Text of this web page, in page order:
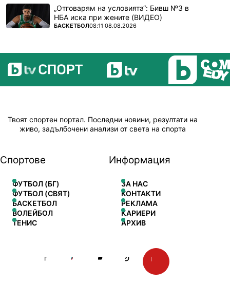
„Отговарям на условията“: Бивш №3 в
НБА иска при жените (ВИДЕО)
ПОВЕЧЕ ОТ
БАСКЕТБОЛ08:11 08.08.2026
Твоят спортен портал. Последни новини, резултати на
живо, задълбочени анализи от света на спорта
Спортове
ФУТБОЛ (БГ)
ФУТБОЛ (СВЯТ)
БАСКЕТБОЛ
ВОЛЕЙБОЛ
ТЕНИС
Информация
ЗА НАС
КОНТАКТИ
РЕКЛАМА
КАРИЕРИ
АРХИВ